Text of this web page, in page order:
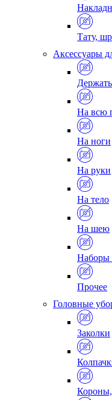
Тату,
Аксессуары
На всю
На ноги
На руки
На тело
На шею
Наборы
Прочее
Головные
Заколки